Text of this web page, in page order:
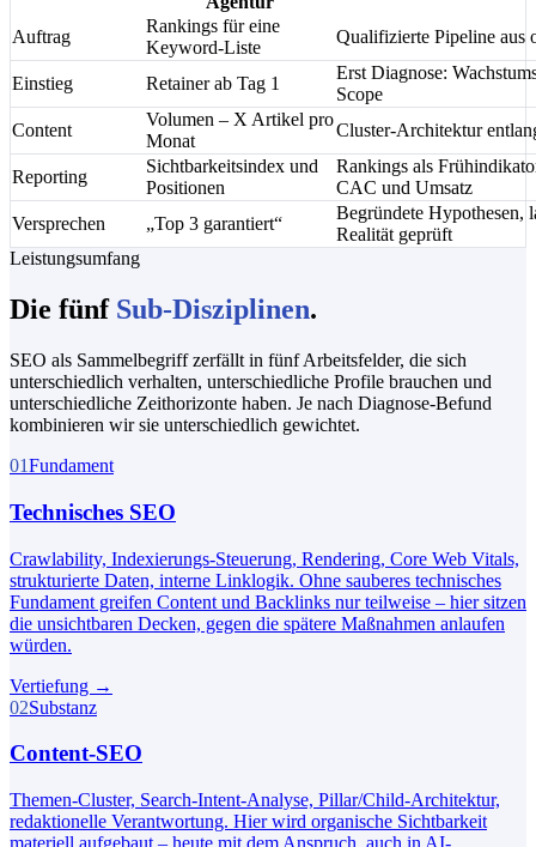
Auftrag
Rankings für eine
Keyword-Liste
Qualifizierte Pipeline aus
Einstieg Retainer ab Tag 1
Erst Diagnose:
Scope
Content
Volumen – X Artikel pro
Monat
Cluster-Architektur
Reporting
Sichtbarkeitsindex und
Positionen
Rankings als
CAC und Umsatz
Versprechen
„Top 3 garantiert“
Begründete Hypothesen,
Realität geprüft
Leistungsumfang
Die fünf Sub-Disziplinen.
SEO als Sammelbegriff zerfällt in fünf Arbeitsfelder, die sich
unterschiedlich verhalten, unterschiedliche Profile brauchen und
unterschiedliche Zeithorizonte haben. Je nach Diagnose-Befund
kombinieren wir sie unterschiedlich gewichtet.
01Fundament
Technisches SEO
Crawlability, Indexierungs-Steuerung, Rendering, Core Web Vitals,
strukturierte Daten, interne Linklogik. Ohne sauberes technisches
Fundament greifen Content und Backlinks nur teilweise – hier sitzen
die unsichtbaren Decken, gegen die spätere Maßnahmen anlaufen
würden.
Vertiefung →
02Substanz
Content-SEO
Themen-Cluster, Search-Intent-Analyse, Pillar/Child-Architektur,
redaktionelle Verantwortung. Hier wird organische Sichtbarkeit